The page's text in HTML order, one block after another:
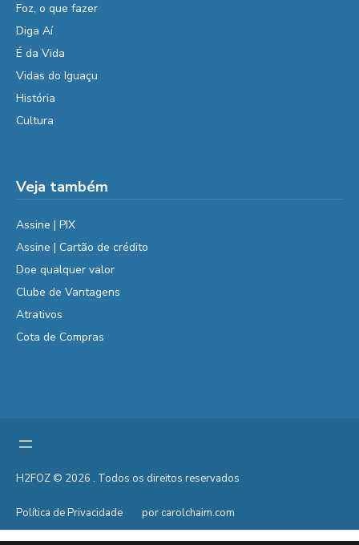
Foz, o que fazer
Diga Aí
É da Vida
Vidas do Iguaçu
História
Cultura
Veja também
Assine | PIX
Assine | Cartão de crédito
Doe qualquer valor
Clube de Vantagens
Atrativos
Cota de Compras
H2FOZ © 2026 . Todos os direitos reservados
Política de Privacidade por carolchaim.com